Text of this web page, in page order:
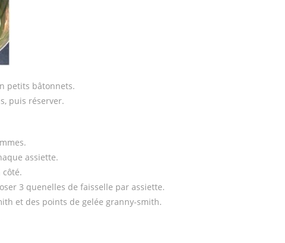
petits bâtonnets.
puis réserver.
assiette.
3 quenelles de faisselle par assiette.
et des points de gelée granny-smith.